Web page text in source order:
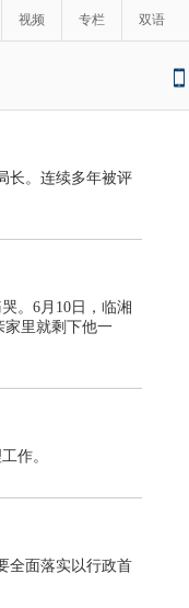
视频 专栏 双语
长。连续多年被评
。6月10日，临湘
家里就剩下他一
作。
全面落实以行政首